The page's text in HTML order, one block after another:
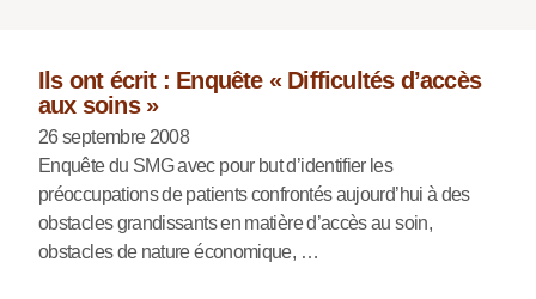
Ils ont écrit : Enquête « Difficultés d’accès
aux soins »
26 septembre 2008
Enquête du SMG avec pour but d’identifier les
préoccupations de patients confrontés aujourd’hui à des
obstacles grandissants en matière d’accès au soin,
obstacles de nature économique, …